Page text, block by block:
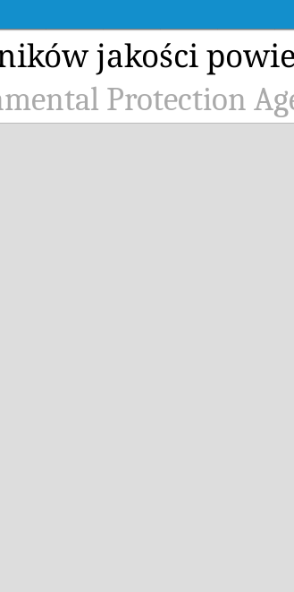
jakości
Protection